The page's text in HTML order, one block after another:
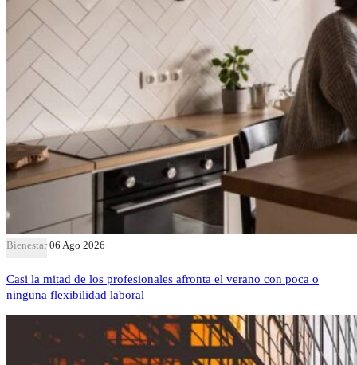
Bienestar 06 Ago 2026
Casi la mitad de los profesionales afronta el verano con poca o
ninguna flexibilidad laboral